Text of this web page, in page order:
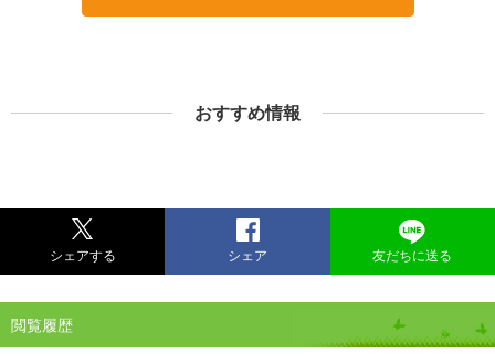
おすすめ情報
シェアする シェア 友だちに送る
閲覧履歴